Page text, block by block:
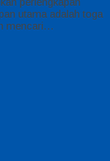
utama adalah toga
mencari…